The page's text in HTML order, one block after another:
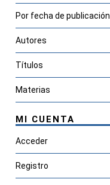
Por fecha de publicación
Autores
Títulos
Materias
MI CUENTA
Acceder
Registro